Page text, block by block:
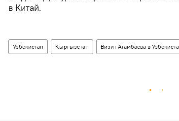
в Китай.
Узбекистан Кыргызстан Визит Атамбаева в